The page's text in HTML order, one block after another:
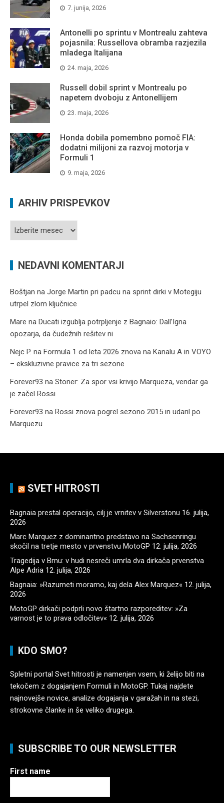
7. junija, 2026
Antonelli po sprintu v Montrealu zahteva
pojasnila: Russellova obramba razjezila
mladega Italijana
24. maja, 2026
Russell dobil sprint v Montrealu po
napetem dvoboju z Antonellijem
23. maja, 2026
Honda dobila pomembno pomoč FIA:
dodatni milijoni za razvoj motorja v
Formuli 1
9. maja, 2026
ARHIV PRISPEVKOV
Arhiv
NEDAVNI KOMENTARJI
Boštjan na Jorge Martin pri padcu na sprint dirki v Motegiju
utrpel zlom ključnice
Mare na Ducati izgublja potrpljenje z Bagnaio: Dall’Igna
opozarja, da čudežnih rešitev ni
Nejc P. na Formula 1 od leta 2026 znova na Kanalu A in VOYO
– ekskluzivne pravice za tri sezone
Forever93 na Stoner: Za spor vsi krivijo Marqueza, vendar ga
je začel Rossi
Forever93 na Rossi znova pogrel sezono 2015 in udaril po
Marquezu
SVET HITROSTI
Bagnaia prestal operacijo, cilj je vrnitev v Silverstonu 16. julija,
2026
Marc Marquez z dominantno predstavo na Sachsenringu
skočil na tretje mesto v prvenstvu MotoGP 12. julija, 2026
Tragedija v Brnu: v hudi nesreči umrla dva dirkača prvenstva
Alpe Adria 12. julija, 2026
Bagnaia: »Razumeti moramo, kaj dela Alex Marquez« 12. julija,
2026
MotoGP dirkači podprli novo štartno razporeditev: »Za
varnost je to prava odločitev« 12. julija, 2026
KDO SMO?
Spletni portal Svet hitrosti je namenjen vsem, ki želijo biti na
tekočem z dogajanjem Formuli in MotoGP. Tukaj najdete
najnovejše novice, analize dogajanja v garažah in na stezi,
strokovne članke in še veliko drugega.
SUBSCRIBE TO OUR NEWSLETTER
First name